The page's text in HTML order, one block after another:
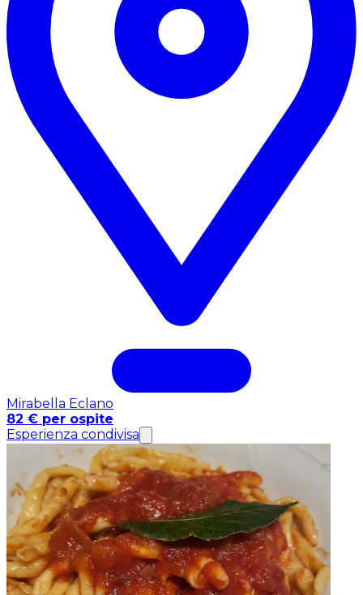
Mirabella Eclano
82 € per ospite
Esperienza condivisa